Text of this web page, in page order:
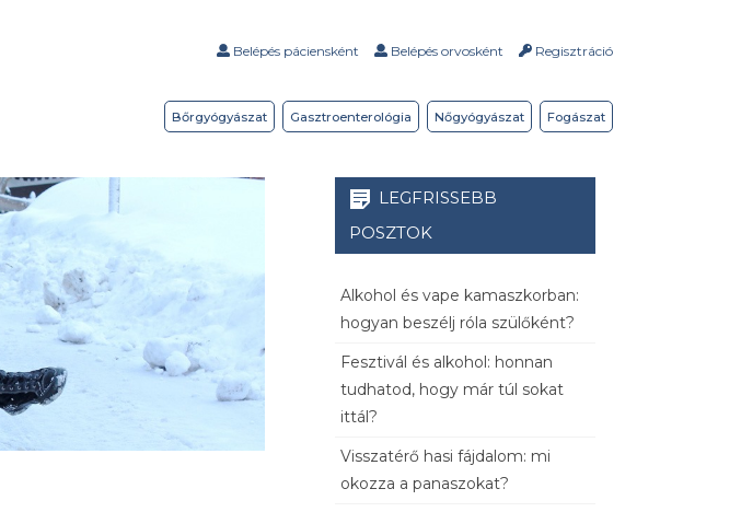
Belépés páciensként Belépés orvosként Regisztráció
Fogászat
Nőgyógyászat
Gasztroenterológia
Bőrgyógyászat
LEGFRISSEBB
POSZTOK
Alkohol és vape kamaszkorban:
hogyan beszélj róla szülőként?
Fesztivál és alkohol: honnan
tudhatod, hogy már túl sokat
ittál?
Visszatérő hasi fájdalom: mi
okozza a panaszokat?